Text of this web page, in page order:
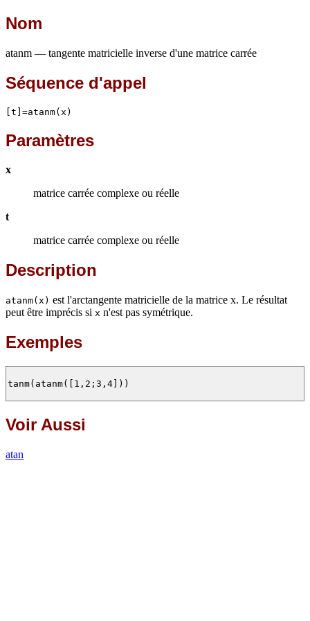
Nom
atanm — tangente matricielle inverse d'une matrice carrée
Séquence d'appel
[t]=atanm(x)
Paramètres
x
matrice carrée complexe ou réelle
t
matrice carrée complexe ou réelle
Description
atanm(x) est l'arctangente matricielle de la matrice x. Le résultat
peut être imprécis si x n'est pas symétrique.
Exemples
tanm(atanm([1,2;3,4]))
Voir Aussi
atan